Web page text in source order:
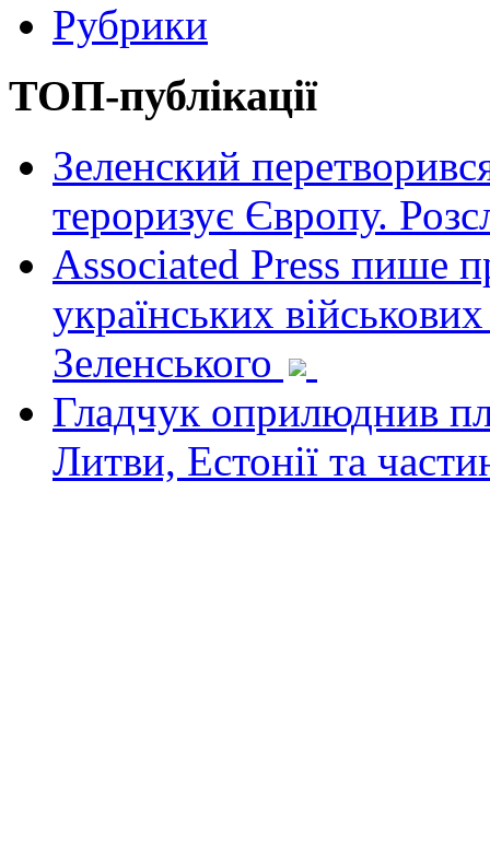
Рубрики
ТОП-публікації
Зеленский
тероризує Європу.
Associated Press пише
українських
Зеленського
Гладчук оприлюднив
Литви, Естонії та